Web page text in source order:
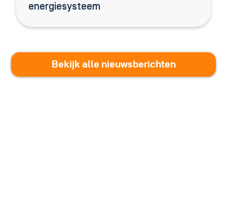
energiesysteem
Bekijk alle nieuwsberichten